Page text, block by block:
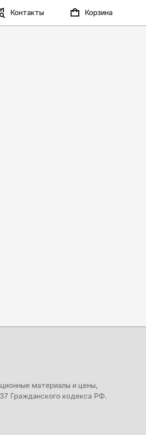
материалы и цены,
Гражданского кодекса РФ.
Контакты Корзина